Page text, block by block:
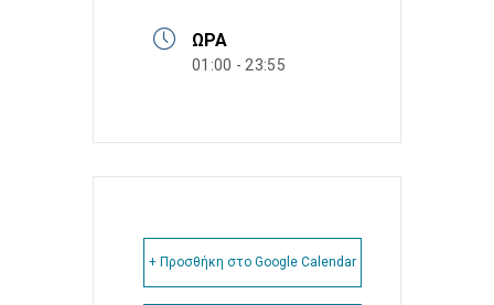
ΏΡΑ
01:00 - 23:55
+ Προσθήκη στο Google Calendar